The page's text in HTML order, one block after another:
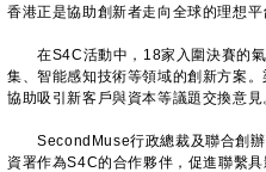
香港正是協助創新者走向全球的理想平
在S4C活動中，18家入圍決賽的氣
集、智能感知技術等領域的創新方案
協助吸引新客戶與資本等議題交換意見
SecondMuse行政總裁及聯合創辦
資署作為S4C的合作夥伴，促進聯繫